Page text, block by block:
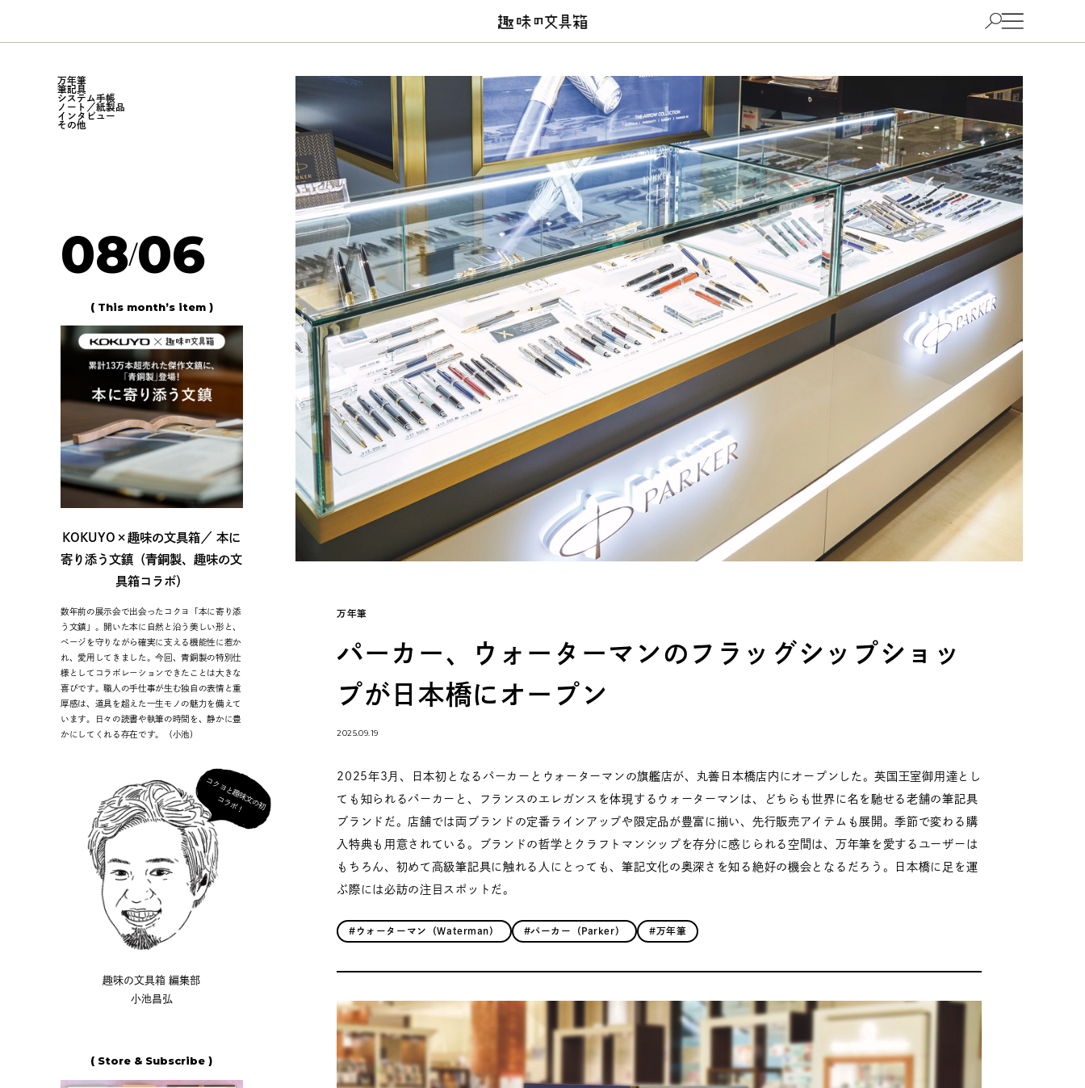
万年筆
筆記具
システム手帳
ノート／紙製品
インタビュー
その他
08/06
( This month’s item )
KOKUYO×趣味の文具箱／ 本に
寄り添う文鎮（青銅製、趣味の文
具箱コラボ）
数年前の展示会で出会ったコクヨ「本に寄り添
う文鎮」。開いた本に自然と沿う美しい形と、
ページを守りながら確実に支える機能性に惹か
れ、愛用してきました。今回、青銅製の特別仕
様としてコラボレーションできたことは大きな
喜びです。職人の手仕事が生む独自の表情と重
厚感は、道具を超えた一生モノの魅力を備えて
います。日々の読書や執筆の時間を、静かに豊
かにしてくれる存在です。（小池）
コ
ク
ヨ
と
趣
味
文
の
初
コ
ラ
ボ
！
趣味の文具箱 編集部
小池昌弘
( Store & Subscribe )
万年筆
パーカー、ウォーターマンのフラッグシップショッ
プが日本橋にオープン
2025.09.19
2025年3月、日本初となるパーカーとウォーターマンの旗艦店が、丸善日本橋店内にオープンした。英国王室御用達とし
ても知られるパーカーと、フランスのエレガンスを体現するウォーターマンは、どちらも世界に名を馳せる老舗の筆記具
ブランドだ。店舗では両ブランドの定番ラインアップや限定品が豊富に揃い、先行販売アイテムも展開。季節で変わる購
入特典も用意されている。ブランドの哲学とクラフトマンシップを存分に感じられる空間は、万年筆を愛するユーザーは
もちろん、初めて高級筆記具に触れる人にとっても、筆記文化の奥深さを知る絶好の機会となるだろう。日本橋に足を運
ぶ際には必訪の注目スポットだ。
#ウォーターマン（Waterman） #パーカー（Parker） #万年筆